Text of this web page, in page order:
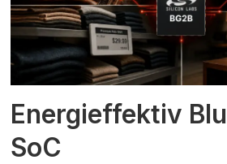
Energieffektiv
SoC